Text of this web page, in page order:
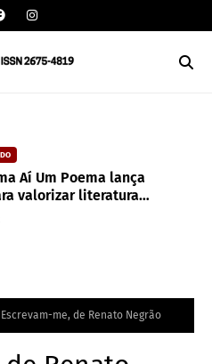
Aí Um Poema lança
valorizar literatura
Escrevam-me, de Renato Negrão